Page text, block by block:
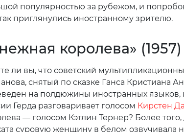
популярностью за рубежом, и
приглянулись иностранному зрителю.
королева» (1957)
ли вы, что советский
снятый по сказке Ганса Кристиана
на полдюжины иностранных языков,
Герда разговаривает голосом Кирстен
— голосом Кэтлин Тернер? Более
суровую женщину в белом озвучивала